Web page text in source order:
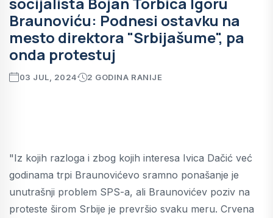
Braunoviću: Podnesi ostavku na
mesto direktora "Srbijašume", pa
onda protestuj
03 JUL, 2024 2 GODINA RANIJE
"Iz kojih razloga i zbog kojih interesa Ivica Dačić već
godinama trpi Braunovićevo sramno ponašanje je
unutrašnji problem SPS-a, ali Braunovićev poziv na
proteste širom Srbije je prevršio svaku meru. Crvena